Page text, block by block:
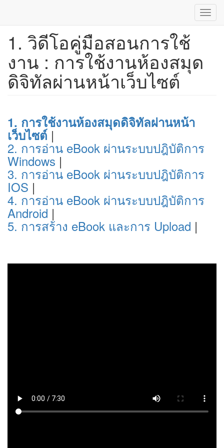
ข้าม
เนื้อหา
หลัก
1. วิดีโอคู่มือสอนการใช้
งาน : การใช้งานห้องสมุด
ดิจิทัลผ่านหน้าเว็บไซต์
1. การใช้งานห้องสมุดดิจิทัลผ่านหน้า
เว็บไซต์|
2. การอ่าน eBook ผ่านระบบปฎิบัติการ
Windows |
3. การอ่าน eBook ผ่านระบบปฎิบัติการ
IOS |
4. การอ่าน eBook ผ่านระบบปฎิบัติการ
Android |
5. การสร้าง eBook และการ Upload |